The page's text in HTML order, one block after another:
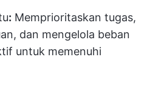
: Memprioritaskan tugas,
dan mengelola beban
untuk memenuhi